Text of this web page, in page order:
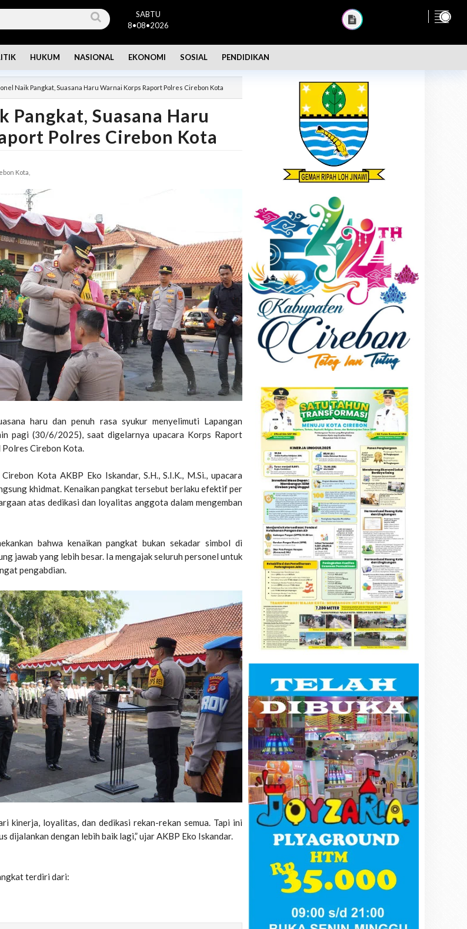
SABTU
8•08•2026
HUKUM NASIONAL EKONOMI SOSIAL PENDIDIKAN
Naik Pangkat, Suasana Haru Warnai Korps Raport Polres Cirebon Kota
Pangkat, Suasana Haru
Polres Cirebon Kota
Kota,
haru dan penuh rasa syukur menyelimuti Lapangan
pagi (30/6/2025), saat digelarnya upacara Korps Raport
Polres Cirebon Kota.
Kota AKBP Eko Iskandar, S.H., S.I.K., M.Si., upacara
khidmat. Kenaikan pangkat tersebut berlaku efektif per
atas dedikasi dan loyalitas anggota dalam mengemban
bahwa kenaikan pangkat bukan sekadar simbol di
jawab yang lebih besar. Ia mengajak seluruh personel untuk
pengabdian.
kinerja, loyalitas, dan dedikasi rekan-rekan semua. Tapi ini
dijalankan dengan lebih baik lagi,” ujar AKBP Eko Iskandar.
terdiri dari: